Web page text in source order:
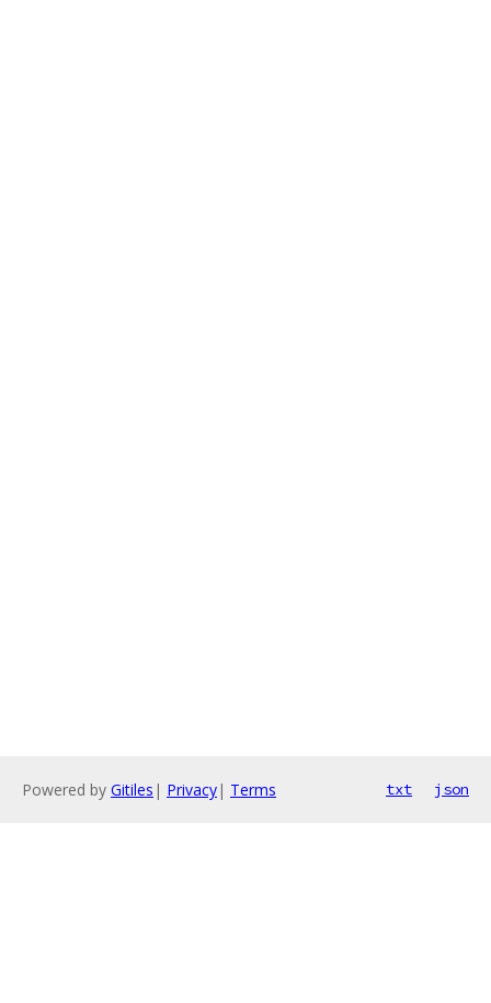
Powered by Gitiles | Privacy| Terms txt json